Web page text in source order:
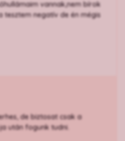
vannak,nem bírok
tesztem negatív de én mégis
de biztosat csak a
után fogunk tudni.